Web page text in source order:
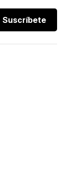
Suscríbete